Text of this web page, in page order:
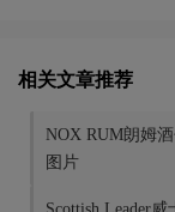
相关文章推荐
NOX RUM朗姆
图片